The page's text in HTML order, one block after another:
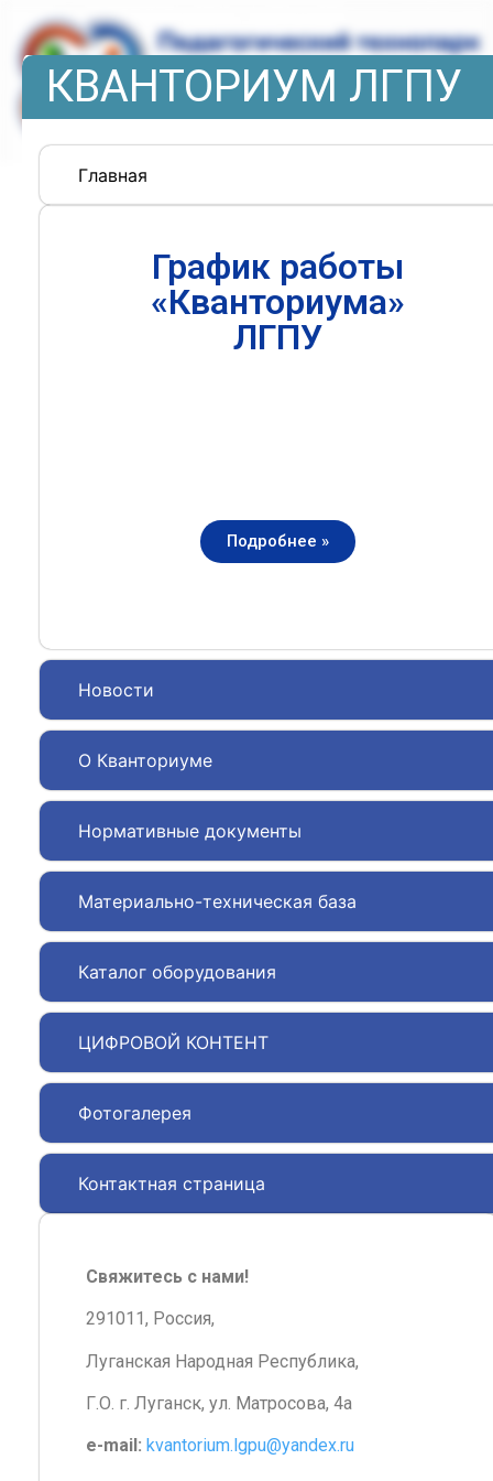
КВАНТОРИУМ ЛГПУ
Главная
Новости
О Кванториуме
Нормативные документы
Материально-техническая база
Каталог оборудования
ЦИФРОВОЙ КОНТЕНТ
Фотогалерея
Контактная страница
График работы
«Кванториума»
ЛГПУ
Подробнее »
Свяжитесь с нами!
291011, Россия,
Луганская Народная Республика,
Г.О. г. Луганск, ул. Матросова, 4а
e-mail: kvantorium.lgpu@yandex.ru